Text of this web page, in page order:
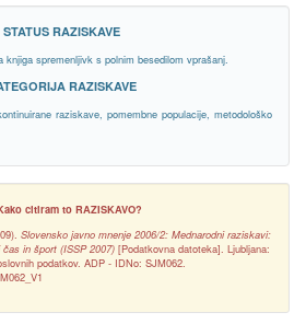
STATUS RAZISKAVE
spremenljivk s polnim besedilom vprašanj.
RAZISKAVE
raziskave, pomembne populacije, metodološko
citiram to RAZISKAVO?
Slovensko javno mnenje 2006/2: Mednarodni raziskavi:
in šport (ISSP 2007) [Podatkovna datoteka]. Ljubljana:
podatkov. ADP - IDNo: SJM062.